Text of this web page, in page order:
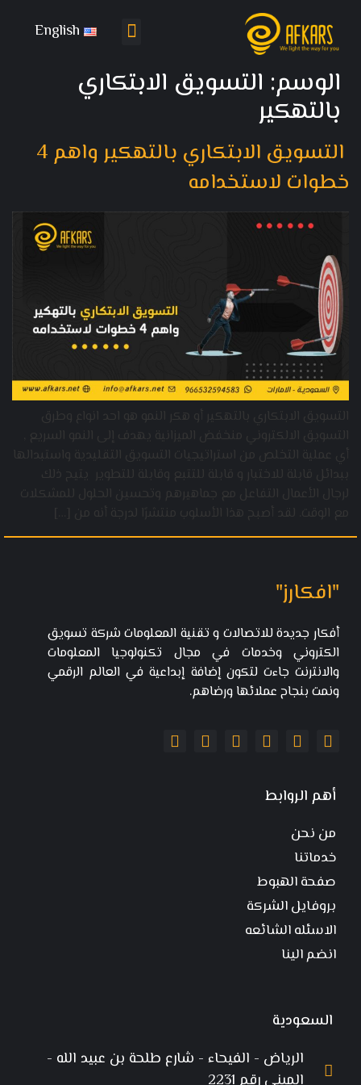
English
الوسم: التسويق الابتكاري
بالتهكير
التسويق الابتكاري بالتهكير واهم 4
خطوات لاستخدامه
التسويق الابتكاري بالتهكير أو هكر النمو هو احد انواع وطرق
التسويق الالكتروني منخفض الميزانية يهدف إلى النمو السريع ,
أي عملية التخلص من استراتيجيات التسويق التقليدية واستبدالها
ببدائل قابلة للاختبار و قابلة للتتبع وقابلة للتطوير يتيح ذلك
لرجال الأعمال التفاعل مع جماهيرهم وتحسين الحلول للمشكلات
مع الوقت. لقد أصبح هذا الأسلوب منتشرًا لدرجة أنه من […]
"افكارز"
أفكار جديدة للاتصالات و تقنية المعلومات شركة تسويق
الكتروني وخدمات في مجال تكنولوجيا المعلومات
والانترنت جاءت لتكون إضافة إبداعية في العالم الرقمي
ونمت بنجاح عملائها ورضاهم.
أهم الروابط
من نحن
خدماتنا
صفحة الهبوط
بروفايل الشركة
الاسئله الشائعه
انضم الينا
السعودية
الرياض - الفيحاء - شارع طلحة بن عبيد الله -